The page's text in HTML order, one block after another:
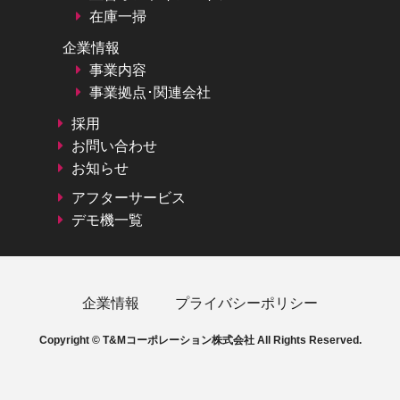
在庫一掃
企業情報
事業内容
事業拠点･関連会社
採用
お問い合わせ
お知らせ
アフターサービス
デモ機一覧
企業情報 プライバシーポリシー
Copyright © T&Mコーポレーション株式会社 All Rights Reserved.